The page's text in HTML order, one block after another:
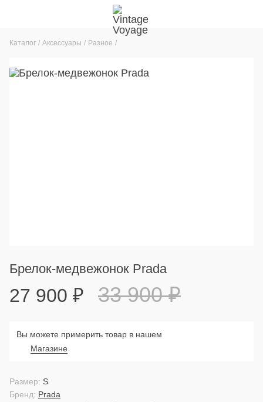
Каталог Аксессуары Разное
Брелок-медвежонок Prada
27 900 ₽ 33 900₽
Вы можете примерить товар в нашем
Магазине
Бренд: Prada
Размер: S